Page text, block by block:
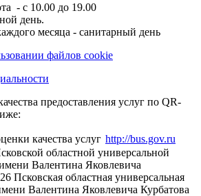
- с 10.00 до 19.00
день.
месяца - санитарный день
файлов cookie
предоставления услуг по QR-
http://bus.gov.ru
областной универсальной
Валентина Яковлевича
Псковская областная универсальная
Валентина Яковлевича Курбатова